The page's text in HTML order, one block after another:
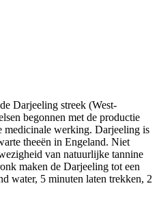
Darjeeling streek (West-
begonnen met de productie
medicinale werking. Darjeeling is
theeën in Engeland. Niet
van natuurlijke tannine
maken de Darjeeling tot een
water, 5 minuten laten trekken, 2